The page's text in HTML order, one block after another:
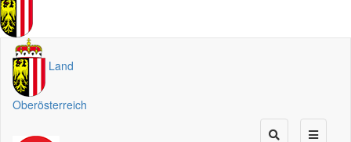
Land
Oberösterreich